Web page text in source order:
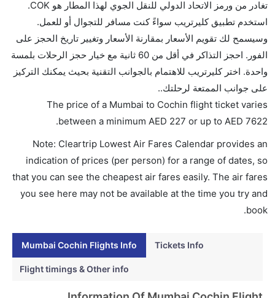
ما متوسط أسعار رحلة الدرجة الاقتصادية من إلى كوشين؟
AED 7622. ايرمارك للملاحة الجوية الأندونيسية, دلتا,
الاتحاد للطيران, الخطوط الجوية الفرنسية, الملكية
الهولندية كي إل إم, طيران سيشل, سبايس جيت, غو اير,
إنديغو, and خطوط فيستارا الجوية يوفرون تذاكر في هذا
النطاق من الأسعار.
نعم، يتاح للمسافر خيار إنجاز إجراءات السفر في الرحلة من
نعم، يمكن حجز فنادق متوسطة التكلفة بالقرب من المطار
عبر اختيار فنادق كليرتريب.
تغادر من ورمز الاتحاد الدولي للنقل الجوي لهذا المطار هو COK.
استخدم تطبيق كليرتريب سواءً كنت مسافر للتجوال أو للعمل.
وسيسمح لك تقويم الأسعار بمقارنة الأسعار وتغيير تاريخ الحجز على
الفور. احجز التذاكر في أقل من 60 ثانية مع خيار حجز الرحلات بلمسة
واحدة. اختر كليرتريب للاهتمام بالجوانب التقنية بحيث يمكنك التركيز
على جوانب الممتعة لرحلتك..
The price of a Mumbai to Cochin flight ticket varies
between a minimum AED 227 or up to AED 7622
.
Note: Cleartrip Lowest Air Fares Calendar provides an
indication of prices (per person) for a range of dates, so
that you can see the cheapest air fares easily. The air fares
you see here may not be available at the time you try and
book.
Mumbai Cochin Flights Info Tickets Info
Flight timings & Other info